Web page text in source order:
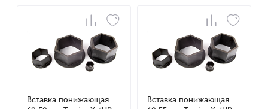
Вставка понижающая
Вставка понижающая